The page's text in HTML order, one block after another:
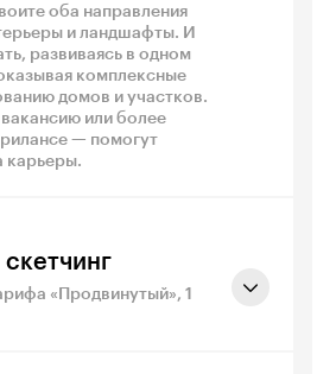
оба направления
и ландшафты. И
развиваясь в одном
комплексные
домов и участков.
или более
— помогут
карьеры.
«Продвинутый», 1